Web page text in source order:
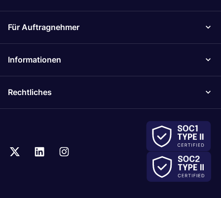
Für Auftragnehmer
Informationen
Rechtliches